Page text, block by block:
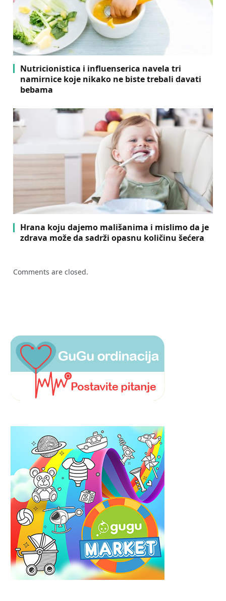
Nutricionistica i influenserica navela tri
namirnice koje nikako ne biste trebali davati
bebama
Hrana koju dajemo mališanima i mislimo da je
zdrava može da sadrži opasnu količinu šećera
Comments are closed.